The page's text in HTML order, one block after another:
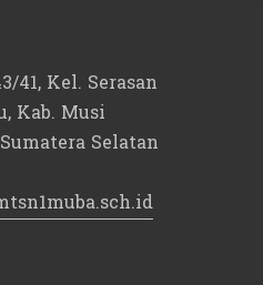
41, Kel. Serasan
Kab. Musi
Selatan